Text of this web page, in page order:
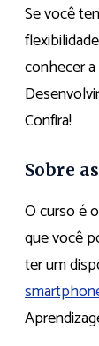
Se você
conhecer
Confira!
Sobre
O curso é
que você
ter um